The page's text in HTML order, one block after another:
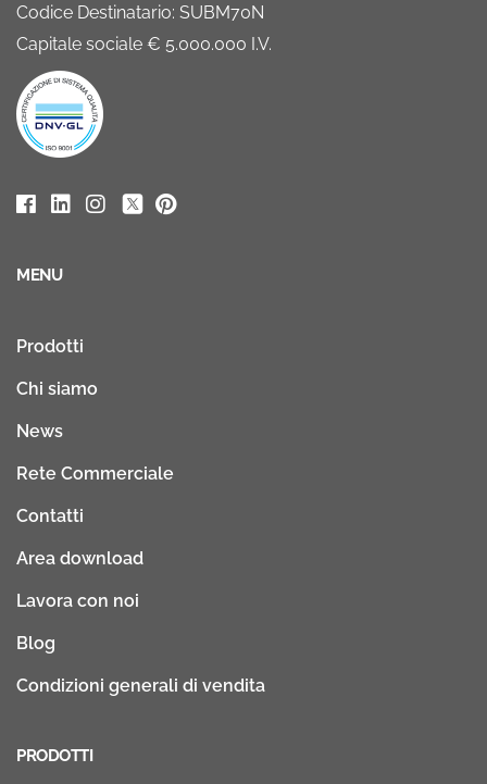
Codice Destinatario: SUBM70N
Capitale sociale € 5.000.000 I.V.
MENU
Prodotti
Chi siamo
News
Rete Commerciale
Contatti
Area download
Lavora con noi
Blog
Condizioni generali di vendita
PRODOTTI